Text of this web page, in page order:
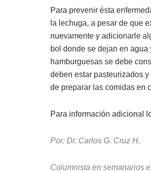
Para prevenir ésta
la lechuga, a pesar de que
nuevamente y adicionarle
bol donde se dejan en
hamburguesas se debe
deben estar pasteurizados
de preparar las comidas en
Para información adicional
Por: Dr. Carlos G. Cruz H.
Columnista en semanarios